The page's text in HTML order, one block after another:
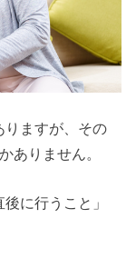
りますが、その
ありません。
に行うこと」